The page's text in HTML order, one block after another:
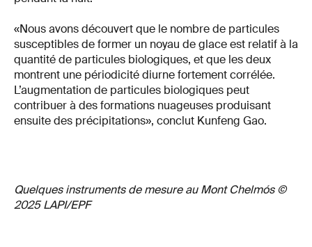
«Nous avons découvert que le nombre de particules
susceptibles de former un noyau de glace est relatif à la
quantité de particules biologiques, et que les deux
montrent une périodicité diurne fortement corrélée.
L’augmentation de particules biologiques peut
contribuer à des formations nuageuses produisant
ensuite des précipitations», conclut Kunfeng Gao.
Quelques instruments de mesure au Mont Chelmós ©
2025 LAPI/EPF